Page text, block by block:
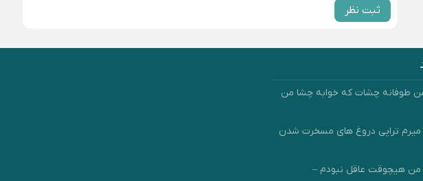
ثبت نظر
من طوفانه چشات که خوابه چشا من
تراپی دروغ‌ های مسخرت شدن
من هیچوقت عاقل نبودم –